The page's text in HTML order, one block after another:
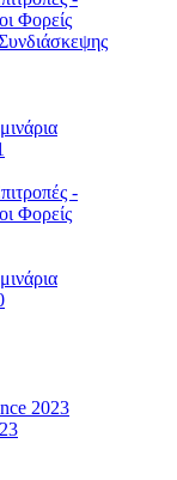
Φορείς
-
Φορείς
2023